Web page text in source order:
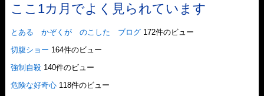
ここ1カ月でよく見られています
とある かぞくが のこした ブログ 172件のビュー
切腹ショー 164件のビュー
強制自殺 140件のビュー
危険な好奇心 118件のビュー